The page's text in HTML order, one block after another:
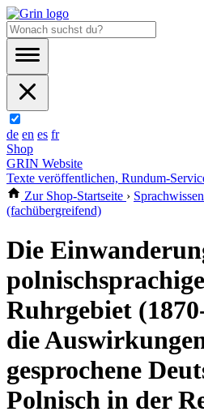
de en es fr
Shop
GRIN Website
Texte veröffentlichen, Rundum-
Zur Shop-Startseite ›
(fachübergreifend)
Die
Ruhrgebiet
die
gesprochene
Polnisch in der